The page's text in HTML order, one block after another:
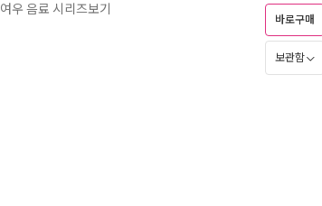
우 음료 시리즈보기
바로구매
보관함